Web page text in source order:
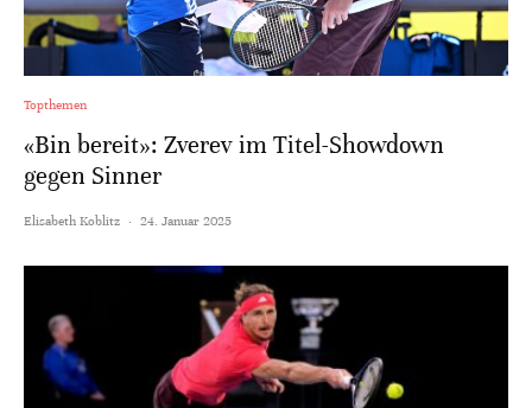
Topthemen
«Bin bereit»: Zverev im Titel-Showdown
gegen Sinner
Elisabeth Koblitz · 24. Januar 2025